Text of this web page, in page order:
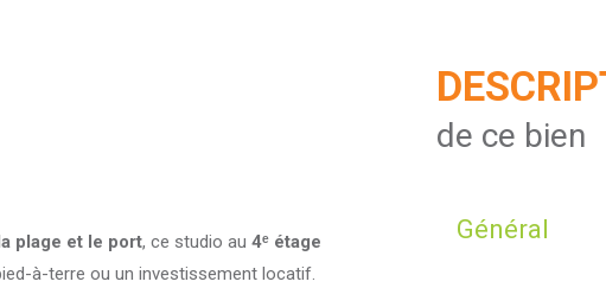
plage et le port, ce studio au 4ᵉ étage
à-terre ou un investissement locatif.
de ce bien
Général